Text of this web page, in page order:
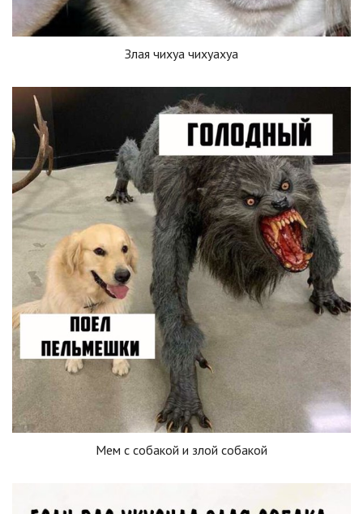
Злая чихуа чихуахуа
Мем с собакой и злой собакой